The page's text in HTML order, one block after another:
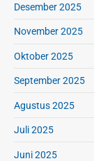
Desember 2025
November 2025
Oktober 2025
September 2025
Agustus 2025
Juli 2025
Juni 2025